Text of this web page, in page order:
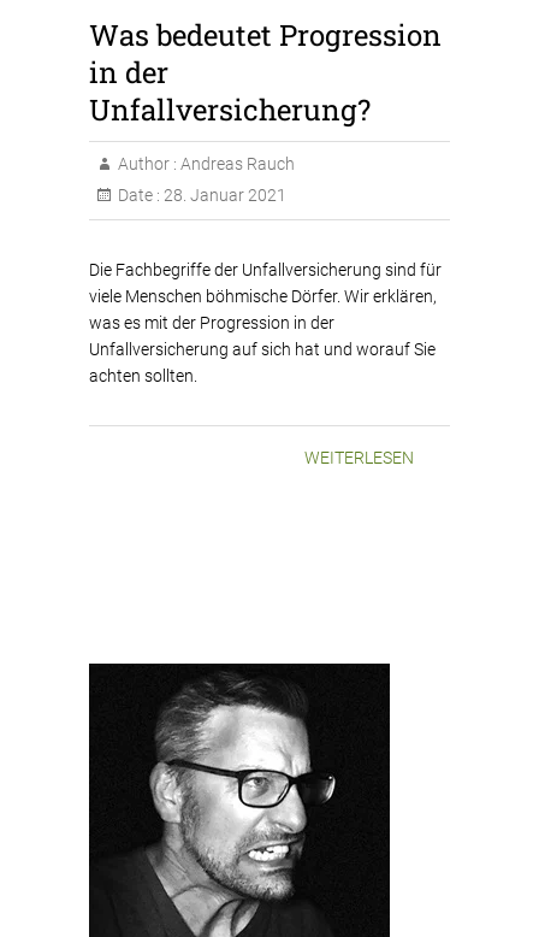
Was bedeutet Progression
in der
Unfallversicherung?
Author : Andreas Rauch
Date : 28. Januar 2021
Die Fachbegriffe der Unfallversicherung sind für
viele Menschen böhmische Dörfer. Wir erklären,
was es mit der Progression in der
Unfallversicherung auf sich hat und worauf Sie
achten sollten.
WEITERLESEN